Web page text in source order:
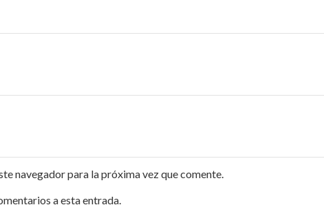
navegador para la próxima vez que comente.
a esta entrada.